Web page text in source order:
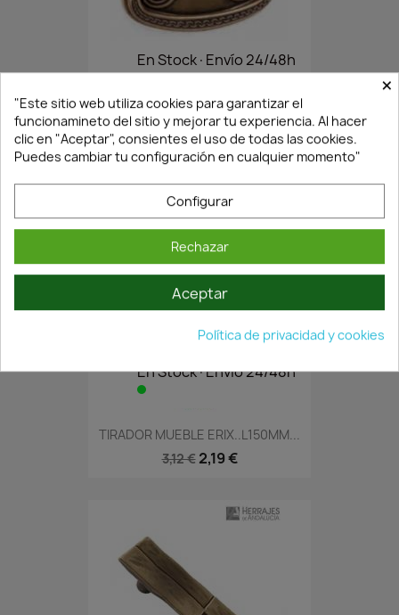
En Stock·Envío 24/48h
TIRADOR VINTAGE CON ANILLA...
5,14 €3,60 €
En Stock·Envío 24/48h
TIRADOR MUEBLE ERIX..L150MM...
3,12 € 2,19 €
×
"Este sitio web utiliza cookies para garantizar el
funcionamineto del sitio y mejorar tu experiencia. Al hacer
clic en "Aceptar", consientes el uso de todas las cookies.
Puedes cambiar tu configuración en cualquier momento"
Configurar
Rechazar
Aceptar
Política de privacidad y cookies